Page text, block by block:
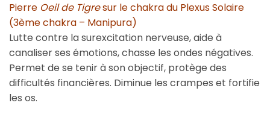
Pierre Oeil de Tigresur le chakra du Plexus Solaire
(3ème chakra – Manipura)
Lutte contre la surexcitation nerveuse, aide à
canaliser ses émotions, chasse les ondes négatives.
Permet de se tenir à son objectif, protège des
difficultés financières. Diminue les crampes et fortifie
les os.